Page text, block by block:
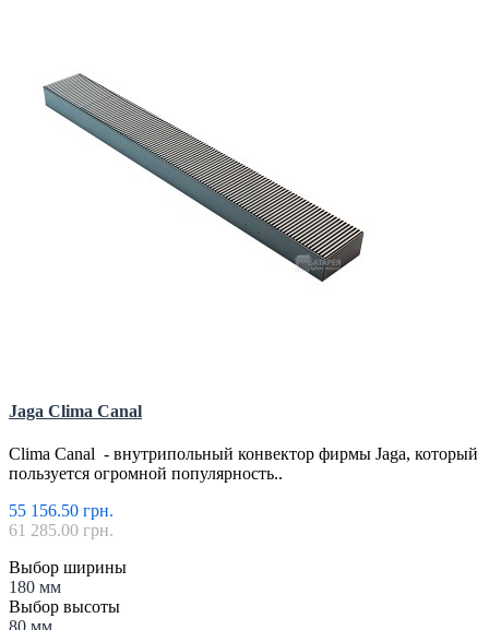
Регистрация
Авторизация
Jaga Clima Canal
Clima Canal - внутрипольный конвектор фирмы Jaga, который
пользуется огромной популярность..
55 156.50 грн.
61 285.00 грн.
Выбор ширины
180 мм
Выбор высоты
80 мм